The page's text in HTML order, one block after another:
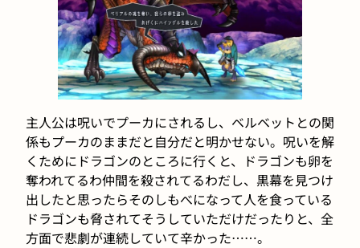
主人公は呪いでプーカにされるし、ベルベットとの関
係もプーカのままだと自分だと明かせない。呪いを解
くためにドラゴンのところに行くと、ドラゴンも卵を
奪われてるわ仲間を殺されてるわだし、黒幕を見つけ
出したと思ったらそのしもべになって人を食っている
ドラゴンも脅されてそうしていただけだったりと、全
方面で悲劇が連続していて辛かった……。